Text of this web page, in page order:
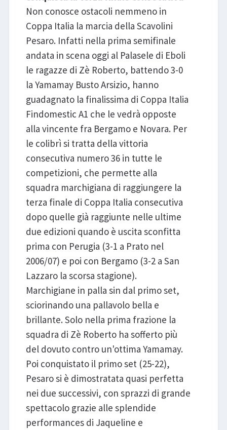
Non conosce ostacoli nemmeno in
Coppa Italia la marcia della Scavolini
Pesaro. Infatti nella prima semifinale
andata in scena oggi al Palasele di Eboli
le ragazze di Zè Roberto, battendo 3-0
la Yamamay Busto Arsizio, hanno
guadagnato la finalissima di Coppa Italia
Findomestic A1 che le vedrà opposte
alla vincente fra Bergamo e Novara. Per
le colibrì si tratta della vittoria
consecutiva numero 36 in tutte le
competizioni, che permette alla
squadra marchigiana di raggiungere la
terza finale di Coppa Italia consecutiva
dopo quelle già raggiunte nelle ultime
due edizioni quando è uscita sconfitta
prima con Perugia (3-1 a Prato nel
2006/07) e poi con Bergamo (3-2 a San
Lazzaro la scorsa stagione).
Marchigiane in palla sin dal primo set,
sciorinando una pallavolo bella e
brillante. Solo nella prima frazione la
squadra di Zè Roberto ha sofferto più
del dovuto contro un'ottima Yamamay.
Poi conquistato il primo set (25-22),
Pesaro si è dimostratata quasi perfetta
nei due successivi, con sprazzi di grande
spettacolo grazie alle splendide
performances di Jaqueline e